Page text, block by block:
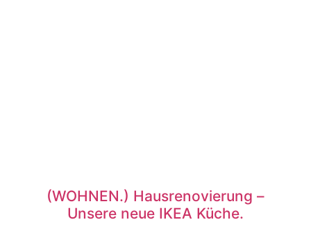
(WOHNEN.) Hausrenovierung –
Unsere neue IKEA Küche.